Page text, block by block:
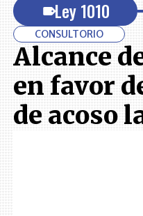
Ley 1010
CONSULTORIO
Alcance
en favor
de acoso